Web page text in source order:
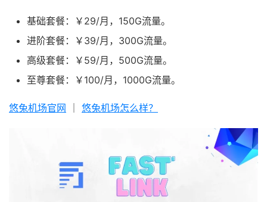
基础套餐：￥29/月，150G流量。
进阶套餐：￥39/月，300G流量。
高级套餐：￥59/月，500G流量。
至尊套餐：￥100/月，1000G流量。
悠兔机场官网 悠兔机场怎么样？